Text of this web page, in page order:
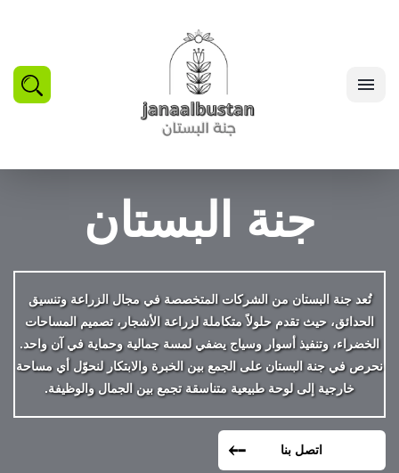
جنة البستان
تُعدجنة البستان من الشركات المتخصصة في مجال الزراعة وتنسيق
الحدائق، حيث تقدم حلولاً متكاملة لزراعة الأشجار، تصميم المساحات
الخضراء، وتنفيذ أسوار وسياج يضفي لمسة جمالية وحماية في آن واحد.
نحرص في جنة البستان على الجمع بين الخبرة والابتكار لنحوّل أي مساحة
خارجية إلى لوحة طبيعية متناسقة تجمع بين الجمال والوظيفة.
اتصل بنا